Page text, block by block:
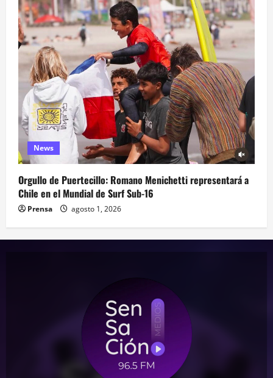
News
Orgullo de Puertecillo: Romano Menichetti representará a
Chile en el Mundial de Surf Sub-16
Prensa agosto 1, 2026